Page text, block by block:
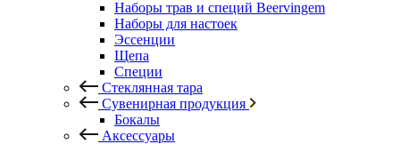
Наборы трав и специй Beervingem
Наборы для настоек
Эссенции
Щепа
Специи
Стеклянная тара
Сувенирная продукция
Бокалы
Аксессуары